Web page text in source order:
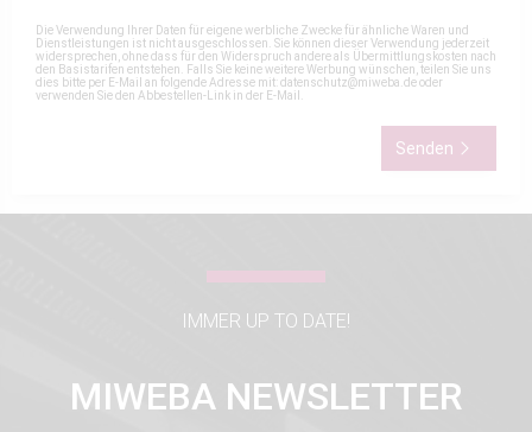
Die Verwendung Ihrer Daten für eigene werbliche Zwecke für ähnliche Waren und
Dienstleistungen ist nicht ausgeschlossen. Sie können dieser Verwendung jederzeit
widersprechen, ohne dass für den Widerspruch andere als Übermittlungskosten nach
den Basistarifen entstehen. Falls Sie keine weitere Werbung wünschen, teilen Sie uns
dies bitte per E-Mail an folgende Adresse mit: datenschutz@miweba.deoder
verwenden Sie den Abbestellen-Link in der E-Mail.
Senden
IMMER UP TO DATE!
MIWEBA NEWSLETTER